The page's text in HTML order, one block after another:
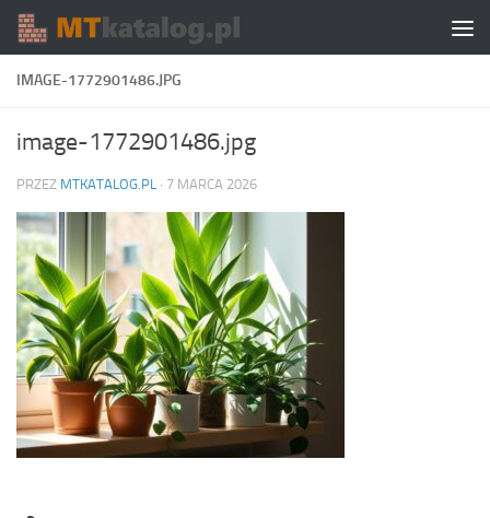
Skip to content
IMAGE-1772901486.JPG
image-1772901486.jpg
PRZEZ MTKATALOG.PL · 7 MARCA 2026